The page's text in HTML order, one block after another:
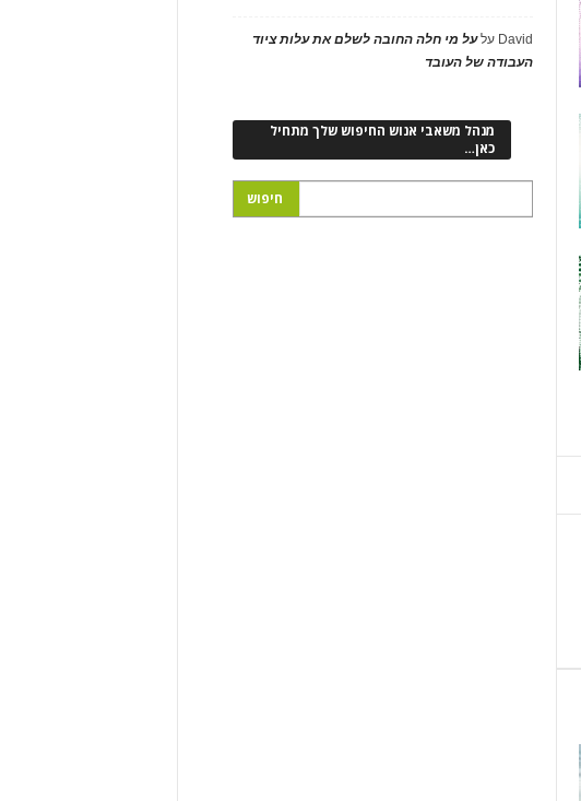
David עלעל מי חלה החובה לשלם את עלות ציוד
העבודה של העובד
מנהל משאבי אנוש החיפוש שלך מתחיל
כאן…